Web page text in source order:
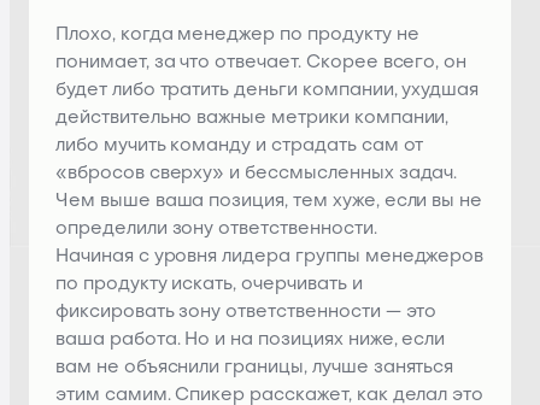
Плохо, когда менеджер по продукту не
понимает, за что отвечает. Скорее всего, он
будет либо тратить деньги компании, ухудшая
действительно важные метрики компании,
либо мучить команду и страдать сам от
«вбросов сверху» и бессмысленных задач.
Чем выше ваша позиция, тем хуже, если вы не
определили зону ответственности.
Начиная с уровня лидера группы менеджеров
по продукту искать, очерчивать и
фиксировать зону ответственности — это
ваша работа. Но и на позициях ниже, если
вам не объяснили границы, лучше заняться
этим самим. Спикер расскажет, как делал это